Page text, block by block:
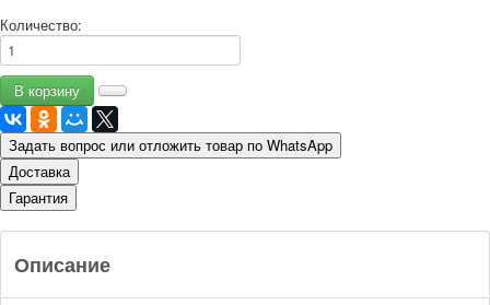
Количество:
Задать вопрос или отложить товар по WhatsApp
Доставка
Гарантия
Описание